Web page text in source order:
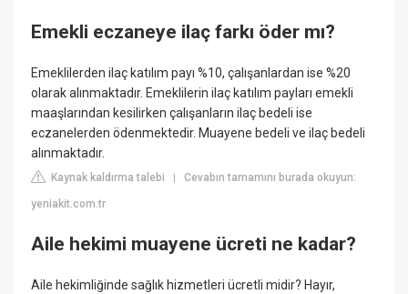
Emekli eczaneye ilaç farkı öder mı?
Emeklilerden ilaç katılım payı %10, çalışanlardan ise %20
olarak alınmaktadır. Emeklilerin ilaç katılım payları emekli
maaşlarından kesilirken çalışanların ilaç bedeli ise
eczanelerden ödenmektedir. Muayene bedeli ve ilaç bedeli
alınmaktadır.
Kaynak kaldırma talebi |Cevabın tamamını burada okuyun:
yeniakit.com.tr
Aile hekimi muayene ücreti ne kadar?
Aile hekimliğinde sağlık hizmetleri ücretli midir? Hayır,